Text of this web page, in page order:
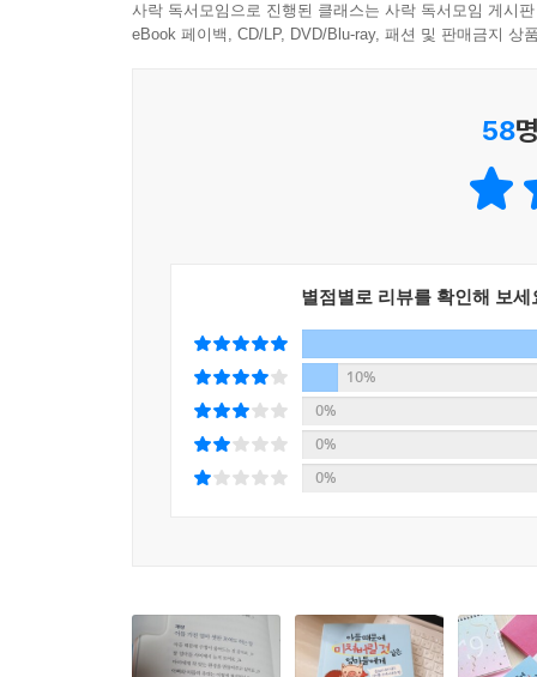
엄마와 아들이 함께 성장하기를 바라며,
저자는 좋은 엄마가 되려다가 자신과 아이를 채
유년기의 아들은 자신을 바라보는 엄마의 눈빛
저자는 아이의 성향을 엄마가 그대로 수용해줄
어느 날 갑자기 엄마의 사랑을 지나치게 확인하
엄마의 행동 지침을 안내하는 그의 살아있는 조언
이런 맥락에서 그는 크게 세 가지 메시지를 전
재단하지 말 것. 둘째, 아들이 못난 모습을 보일
소통하며 유쾌하고 용기 있고 강인한 성인으로
잃고 방황하는 초보 아들맘을 위로하는 진심
사락 독서모임으로 진행된 클래스는 사락 독서모임 게시
eBook 페이백, CD/LP, DVD/Blu-ray, 패션 및 판매금지 상
58
별점별로 리뷰를 확인해 보세
10%
0%
0%
0%